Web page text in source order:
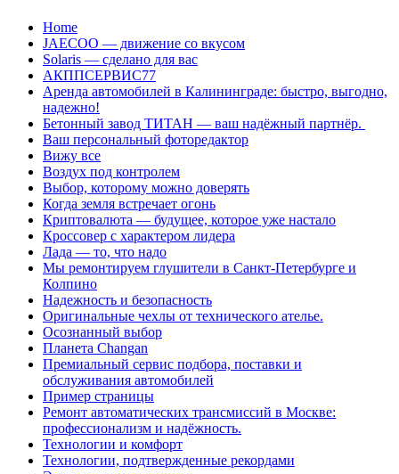
Перейти
содержанию
Home
JAECOO — движение со вкусом
Solaris — сделано для вас
АКППСЕРВИС77
Аренда автомобилей в Калининграде: быстро, выгодно,
надежно!
Бетонный завод ТИТАН — ваш надёжный партнёр.
Ваш персональный фоторедактор
Вижу все
Воздух под контролем
Выбор, которому можно доверять
Когда земля встречает огонь
Криптовалюта — будущее, которое уже настало
Кроссовер с характером лидера
Лада — то, что надо
Мы ремонтируем глушители в Санкт-Петербурге и
Колпино
Надежность и безопасность
Оригинальные чехлы от технического ателье.
Осознанный выбор
Планета Changan
Премиальный сервис подбора, поставки и
обслуживания автомобилей
Пример страницы
Ремонт автоматических трансмиссий в Москве:
профессионализм и надёжность.
Технологии и комфорт
Технологии, подтвержденные рекордами